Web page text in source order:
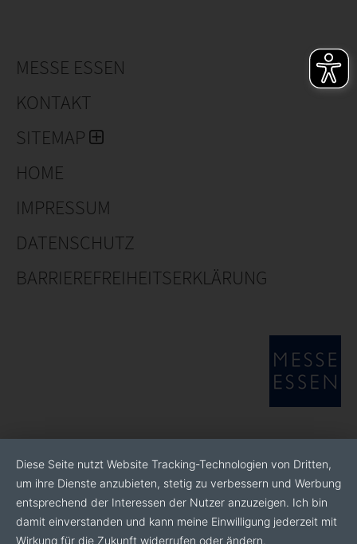
MESSE ESSEN
KONTAKT
SITEMAP
HOME
IMPRESSUM
DATENSCHUTZ
BARRIEREFREIHEITSERKLÄRUNG
Diese Seite nutzt Website Tracking-Technologien von Dritten,
um ihre Dienste anzubieten, stetig zu verbessern und Werbung
entsprechend der Interessen der Nutzer anzuzeigen. Ich bin
damit einverstanden und kann meine Einwilligung jederzeit mit
Wirkung für die Zukunft widerrufen oder ändern.